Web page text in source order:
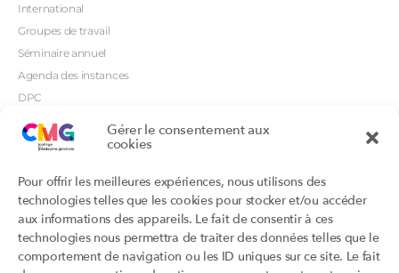
Gérer le consentement aux
cookies
Pour offrir les meilleures expériences, nous utilisons des
technologies telles que les cookies pour stocker et/ou accéder
aux informations des appareils. Le fait de consentir à ces
technologies nous permettra de traiter des données telles que le
comportement de navigation ou les ID uniques sur ce site. Le fait
International
Groupes de travail
Séminaire annuel
Agenda des instances
DPC
Orientations prioritaires
Productions
Productions du Collège
Productions des structures
adhérentes
Labellisation
Portails
Annuaire DU/DIU
Archimede.fr
Ebmfrance.net
Toutes les recos